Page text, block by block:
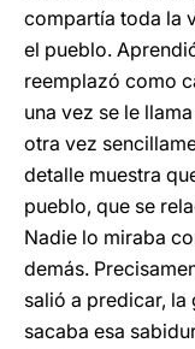
compartía toda la
el pueblo.
reemplazó como
una vez se le
otra vez
detalle muestra
pueblo, que se
Nadie lo miraba
demás.
salió a predicar,
sacaba esa